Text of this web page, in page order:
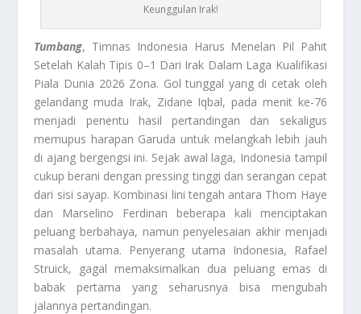
Keunggulan Irak!
Tumbang, Timnas Indonesia Harus Menelan Pil Pahit
Setelah Kalah Tipis 0–1 Dari Irak Dalam Laga Kualifikasi
Piala Dunia 2026 Zona. Gol tunggal yang di cetak oleh
gelandang muda Irak, Zidane Iqbal, pada menit ke-76
menjadi penentu hasil pertandingan dan sekaligus
memupus harapan Garuda untuk melangkah lebih jauh
di ajang bergengsi ini. Sejak awal laga, Indonesia tampil
cukup berani dengan pressing tinggi dan serangan cepat
dari sisi sayap. Kombinasi lini tengah antara Thom Haye
dan Marselino Ferdinan beberapa kali menciptakan
peluang berbahaya, namun penyelesaian akhir menjadi
masalah utama. Penyerang utama Indonesia, Rafael
Struick, gagal memaksimalkan dua peluang emas di
babak pertama yang seharusnya bisa mengubah
jalannya pertandingan.